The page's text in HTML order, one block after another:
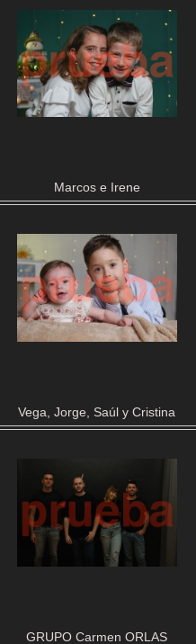
Marcos e Irene
Vega, Jorge, Saúl y Cristina
GRUPO Carmen ORLAS